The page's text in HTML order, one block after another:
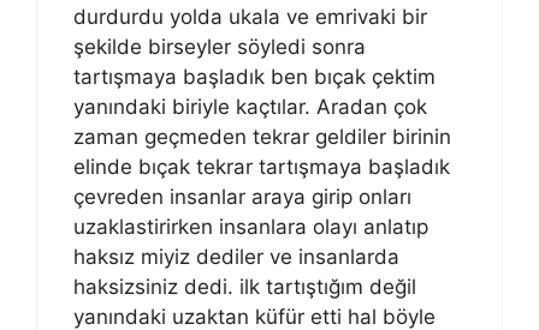
durdurdu yolda ukala ve emrivaki bir
şekilde birseyler söyledi sonra
tartışmaya başladık ben bıçak çektim
yanındaki biriyle kaçtılar. Aradan çok
zaman geçmeden tekrar geldiler birinin
elinde bıçak tekrar tartışmaya başladık
çevreden insanlar araya girip onları
uzaklastirirken insanlara olayı anlatıp
haksız miyiz dediler ve insanlarda
haksizsiniz dedi. ilk tartıştığım değil
yanındaki uzaktan küfür etti hal böyle